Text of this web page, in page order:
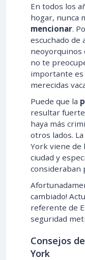
En todos los
hogar, nunca
mencionar.
escuchado de
neoyorquinos
no te
importante es
merecidas
Puede que la
resultar
haya más
otros lados.
York viene de
ciudad y
consideraban
cambiado!
referente de
seguridad
Consejos
York